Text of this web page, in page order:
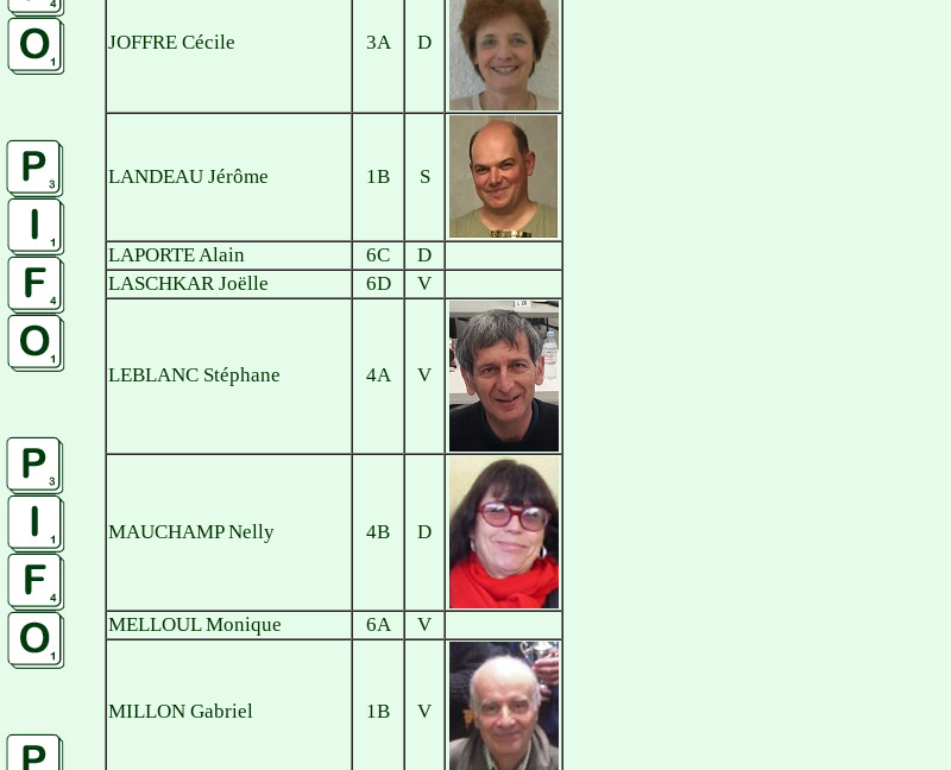
JOFFRE Cécile 3A D
LANDEAU Jérôme 1B S
LAPORTE Alain 6C
D
LASCHKAR Joëlle
6D V
LEBLANC Stéphane 4A V
MAUCHAMP Nelly 4B D
MELLOUL Monique 6A V
MILLON Gabriel 1B V